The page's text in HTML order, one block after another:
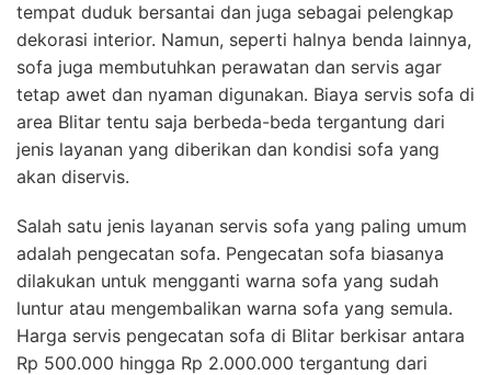
tempat duduk bersantai dan juga sebagai pelengkap
dekorasi interior. Namun, seperti halnya benda lainnya,
sofa juga membutuhkan perawatan dan servis agar
tetap awet dan nyaman digunakan. Biaya servis sofa di
area Blitar tentu saja berbeda-beda tergantung dari
jenis layanan yang diberikan dan kondisi sofa yang
akan diservis.
Salah satu jenis layanan servis sofa yang paling umum
adalah pengecatan sofa. Pengecatan sofa biasanya
dilakukan untuk mengganti warna sofa yang sudah
luntur atau mengembalikan warna sofa yang semula.
Harga servis pengecatan sofa di Blitar berkisar antara
Rp 500.000 hingga Rp 2.000.000 tergantung dari